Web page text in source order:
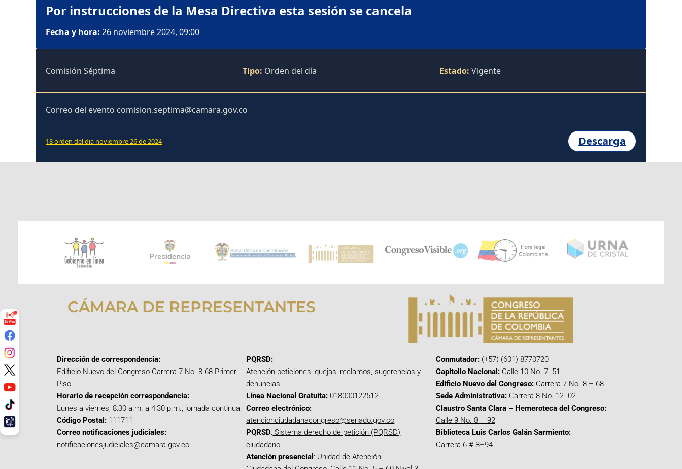
Por instrucciones de la Mesa Directiva esta sesión se cancela
Fecha y hora: 26 noviembre 2024, 09:00
Comisión Séptima Tipo: Orden del día Estado: Vigente
Correo del evento comision.septima@camara.gov.co
18 orden del dia noviembre 26 de 2024 Descarga
CÁMARA DE REPRESENTANTES
Dirección de correspondencia:
Edificio Nuevo del Congreso Carrera 7 No. 8-68 Primer
Piso.
Horario de recepción correspondencia:
Lunes a viernes, 8:30 a.m. a 4:30 p.m., jornada continua.
Código Postal: 111711
Correo notificaciones judiciales:
notificacionesjudiciales@camara.gov.co
PQRSD:
Atención peticiones, quejas, reclamos, sugerencias y
denuncias
Línea Nacional Gratuita: 018000122512
Correo electrónico:
atencionciudadanacongreso@senado.gov.co
PQRSD: Sistema derecho de petición (PQRSD)
ciudadano
Atención presencial : Unidad de Atención
Conmutador:(+57) (601) 8770720
Capitolio Nacional: Calle 10 No. 7- 51
Edificio Nuevo del Congreso: Carrera 7 No. 8 – 68
Sede Administrativa: Carrera 8 No. 12- 02
Claustro Santa Clara – Hemeroteca del Congreso:
Calle 9 No. 8 – 92
Biblioteca Luis Carlos Galán Sarmiento:
Carrera 6 # 8–94